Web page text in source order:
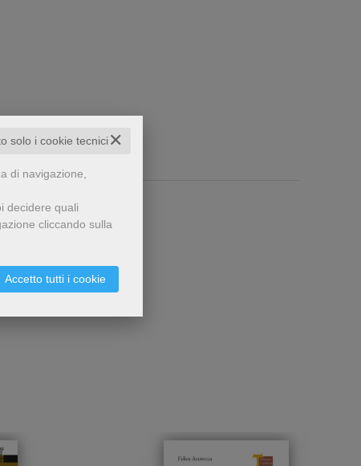
✕
solo i cookie tecnici
di navigazione,
decidere quali
cliccando sulla
Accetto tutti i cookie